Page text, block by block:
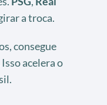
a troca.
consegue
acelera o